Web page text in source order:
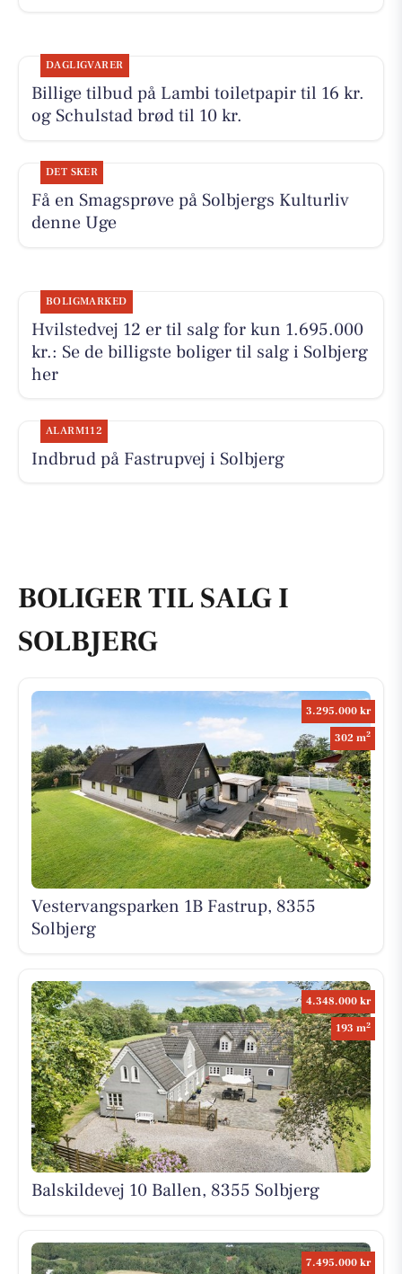
DAGLIGVARER
Billige tilbud på Lambi toiletpapir til 16 kr.
og Schulstad brød til 10 kr.
DET SKER
Få en Smagsprøve på Solbjergs Kulturliv
denne Uge
BOLIGMARKED
Hvilstedvej 12 er til salg for kun 1.695.000
kr.: Se de billigste boliger til salg i Solbjerg
her
ALARM112
Indbrud på Fastrupvej i Solbjerg
BOLIGER TIL SALG I
SOLBJERG
3.295.000 kr
302 m2
Vestervangsparken 1B Fastrup, 8355
Solbjerg
4.348.000 kr
193 m2
Balskildevej 10 Ballen, 8355 Solbjerg
7.495.000 kr